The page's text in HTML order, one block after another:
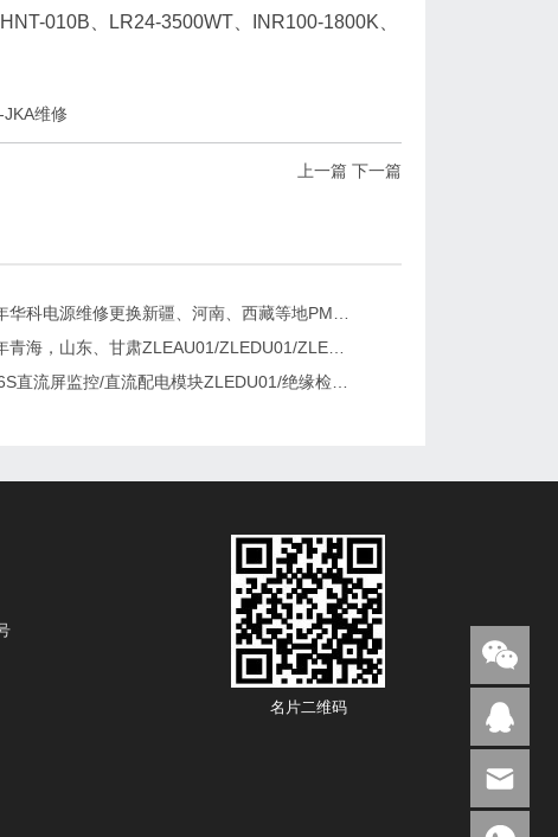
010B、LR24-3500WT、INR100-1800K、
JKA维修
上一篇 下一篇
2026年青海，山东、甘肃ZLEAU01/ZLEDU01/ZLEGU01/电池巡检仪ZLBM-12更换及维修
名片二维码